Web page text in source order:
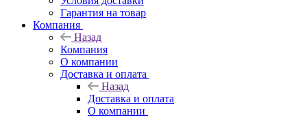
Гарантия на товар
Компания
Назад
Компания
О компании
Доставка и оплата
Назад
Доставка и оплата
О компании